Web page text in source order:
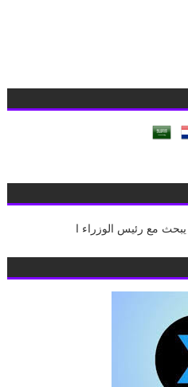
مع رئيس الوزراء اللبناني